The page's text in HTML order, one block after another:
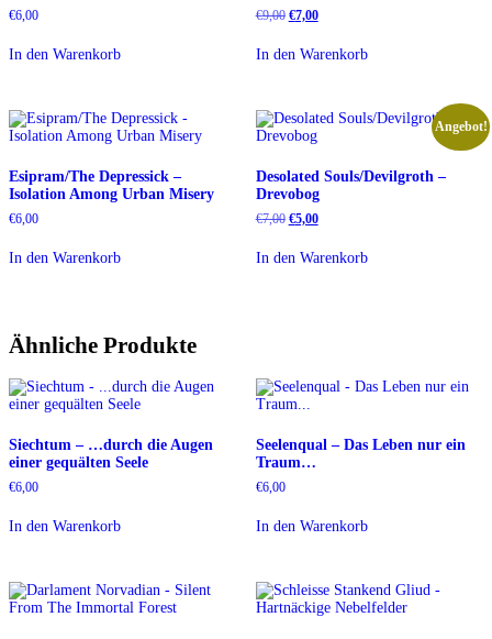
€6,00
In den Warenkorb
€9,00 Ursprünglicher
war:
€9,00
€7,00Aktueller
€7,00.
In den Warenkorb
Esipram/The Depressick –
Isolation Among Urban Misery
€6,00
In den Warenkorb
Angebot!
Desolated Souls/Devilgroth –
Drevobog
€7,00 Ursprünglicher
war:
€7,00
€5,00Aktueller
€5,00.
In den Warenkorb
Ähnliche Produkte
Siechtum – …durch die Augen
einer gequälten Seele
€6,00
In den Warenkorb
Seelenqual – Das Leben nur ein
Traum…
€6,00
In den Warenkorb